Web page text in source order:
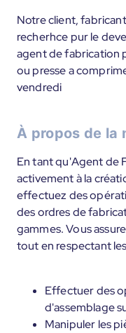
Notre client,
recherhce pur le
agent de fabrication
ou presse a
vendredi
À propos de la
En tant qu'Agent de
activement à la
effectuez des
des ordres de
gammes. Vous
tout en respectant
Effectuer des
d'assemblage
Manipuler les